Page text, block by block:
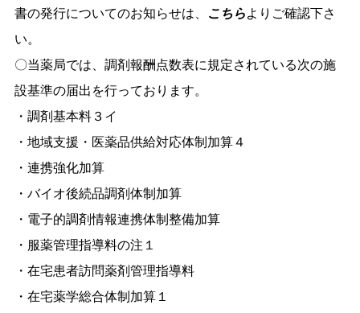
書の発行についてのお知らせは、 こちらよりご確認下さ
い。
〇当薬局では、調剤報酬点数表に規定されている次の施
設基準の届出を行っております。
・調剤基本料３イ
・地域支援・医薬品供給対応体制加算４
・連携強化加算
・バイオ後続品調剤体制加算
・電子的調剤情報連携体制整備加算
・服薬管理指導料の注１
・在宅患者訪問薬剤管理指導料
・在宅薬学総合体制加算１